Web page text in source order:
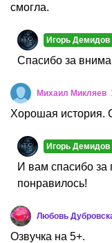
смогла.
Игорь Демидов
Спасибо за
Михаил Микляев
Хорошая история.
Игорь Демидов
И вам спасибо за
понравилось!
Любовь
Озвучка на 5+.